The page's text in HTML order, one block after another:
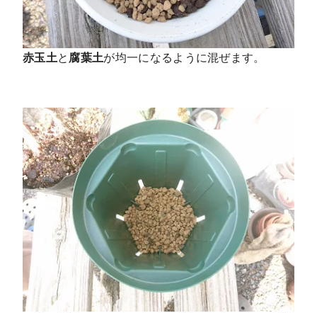
赤玉土と 腐葉土が均一になるように混ぜます。